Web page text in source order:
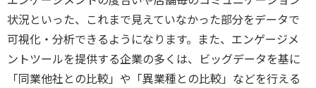
状況といった、これまで見えていなかった部分をデータで
可視化・分析できるようになります。また、エンゲージメ
ントツールを提供する企業の多くは、ビッグデータを基に
「同業他社との比較」や「異業種との比較」などを行える